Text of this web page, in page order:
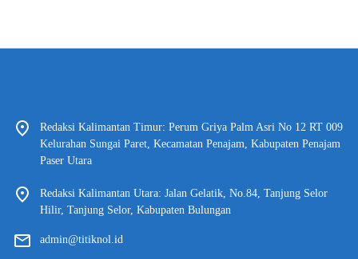
Redaksi Kalimantan Timur: Perum Griya Palm Asri No 12 RT 009
Kelurahan Sungai Paret, Kecamatan Penajam, Kabupaten Penajam
Paser Utara
Redaksi Kalimantan Utara: Jalan Gelatik, No.84, Tanjung Selor
Hilir, Tanjung Selor, Kabupaten Bulungan
admin@titiknol.id